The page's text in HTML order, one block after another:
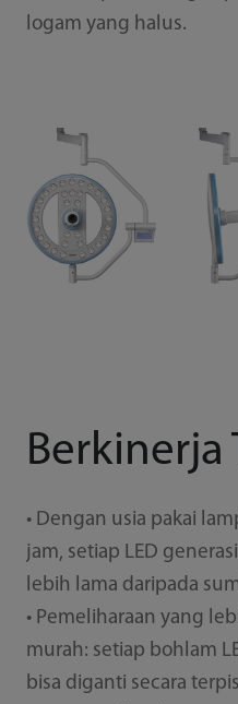
logam yang halus.
Berkinerja
• Dengan usia pakai
jam, setiap LED
lebih lama daripada
• Pemeliharaan yang
murah: setiap bohlam
bisa diganti secara